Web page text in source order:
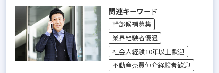
関連キーワード
幹部候補募集
業界経験者優遇
社会人経験10年以上歓迎
不動産売買仲介経験者歓迎